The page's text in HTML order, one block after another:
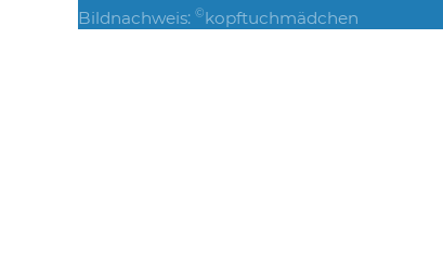
Bildnachweis: ©kopftuchmädchen